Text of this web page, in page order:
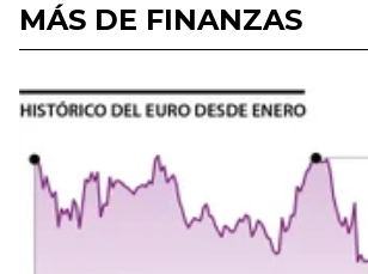
MÁS DE FINANZAS